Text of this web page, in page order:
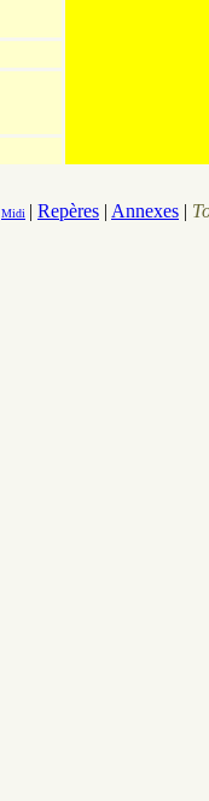
Midi | Repères | Annexes |